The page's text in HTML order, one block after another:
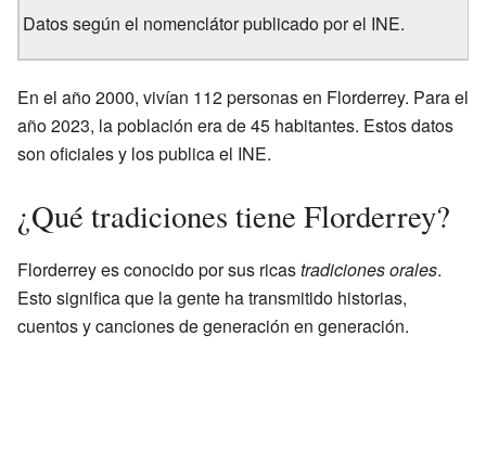
Datos según el nomenclátor publicado por el INE.
En el año 2000, vivían 112 personas en Florderrey. Para el
año 2023, la población era de 45 habitantes. Estos datos
son oficiales y los publica el INE.
¿Qué tradiciones tiene Florderrey?
Florderrey es conocido por sus ricastradiciones orales.
Esto significa que la gente ha transmitido historias,
cuentos y canciones de generación en generación.